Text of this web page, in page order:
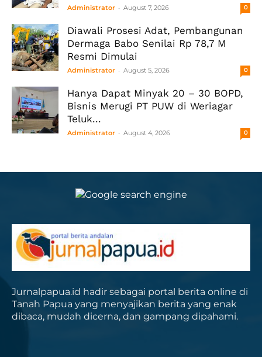
Administrator - August 7, 2026 0
Diawali Prosesi Adat, Pembangunan
Dermaga Babo Senilai Rp 78,7 M
Resmi Dimulai
Administrator - August 5, 2026 0
Hanya Dapat Minyak 20 – 30 BOPD,
Bisnis Merugi PT PUW di Weriagar
Teluk...
Administrator - August 4, 2026 0
Jurnalpapua.id hadir sebagai portal berita online di
Tanah Papua yang menyajikan berita yang enak
dibaca, mudah dicerna, dan gampang dipahami.